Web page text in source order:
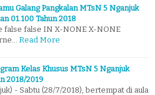
Galang Pangkalan MTsN 5 Nganjuk
01.100 Tahun 2018
false false IN X-NONE X-NONE
Read More
Kelas Khusus MTsN 5 Nganjuk
2018/2019
- Sabtu (28/7/2018), bertempat di aula